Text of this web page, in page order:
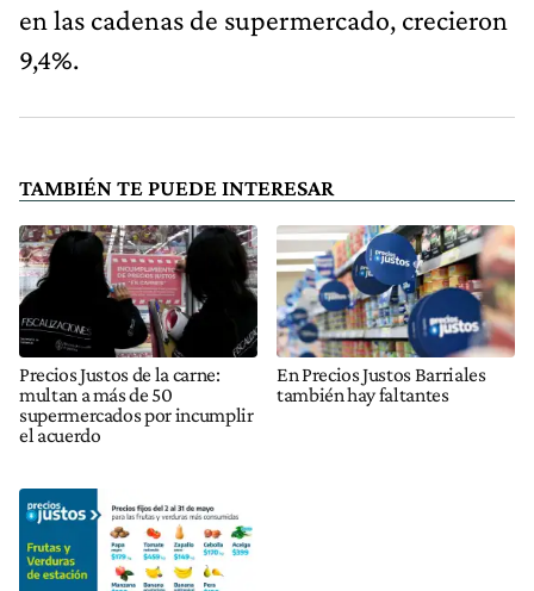
en las cadenas de supermercado, crecieron
9,4%.
TAMBIÉN TE PUEDE INTERESAR
Precios Justos de la carne:
multan a más de 50
supermercados por incumplir
el acuerdo
En Precios Justos Barriales
también hay faltantes